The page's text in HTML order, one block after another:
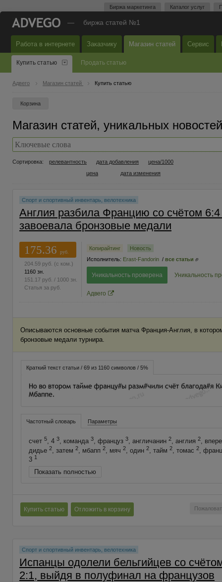
Биржа маркетинга Каталог услуг
— биржа статей №1
Работа в интернете Заказчику Магазин статей Сервис
Купить статью Продать статью
Адвего Магазин статей Купить статью
Корзина
Магазин статей, уникальных
Сортировка: релевантность
дата добавления
цена
цена/1000
дата изменения
Спорт и спортивный инвентарь, велотехника
Англия разбила Францию со счётом
завоевала бронзовые медали
175.36
руб.
204.59 руб. (с ком.)
1160 зн.
151.17 руб. / 1000 зн.
Статья за руб.
Копирайтинг
Новость
Исполнитель: Erast-Fandorin / все статьи
Уникальность проверена Уникальность
Адвего
Описываются основные события матча Франция-Англия, в
бронзовые медали турнира.
Краткий текст статьи / 69 из 1160 символов / 5%
Частотный словарь Параметры
счет 5, 4 3, команда 3, француз 3, англичанин 2, англия 2,
дидье 2, затем 2, мбапп 2, мяч 2, один 2, тайм 2, томас 2,
3 1
Показать полностью
Купить статью Отложить в корзину
Спорт и спортивный инвентарь, велотехника
Испанцы одолели бельгийцев со
2:1, выйдя в полуфинал на французов